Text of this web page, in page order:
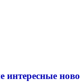
интересные